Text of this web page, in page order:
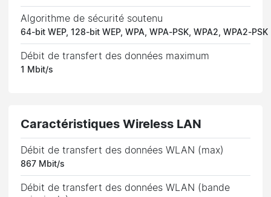
Algorithme de sécurité soutenu
64-bit WEP, 128-bit WEP, WPA, WPA-PSK, WPA2, WPA2-PSK
Débit de transfert des données maximum
1 Mbit/s
Caractéristiques Wireless LAN
Débit de transfert des données WLAN (max)
867 Mbit/s
Débit de transfert des données WLAN (bande